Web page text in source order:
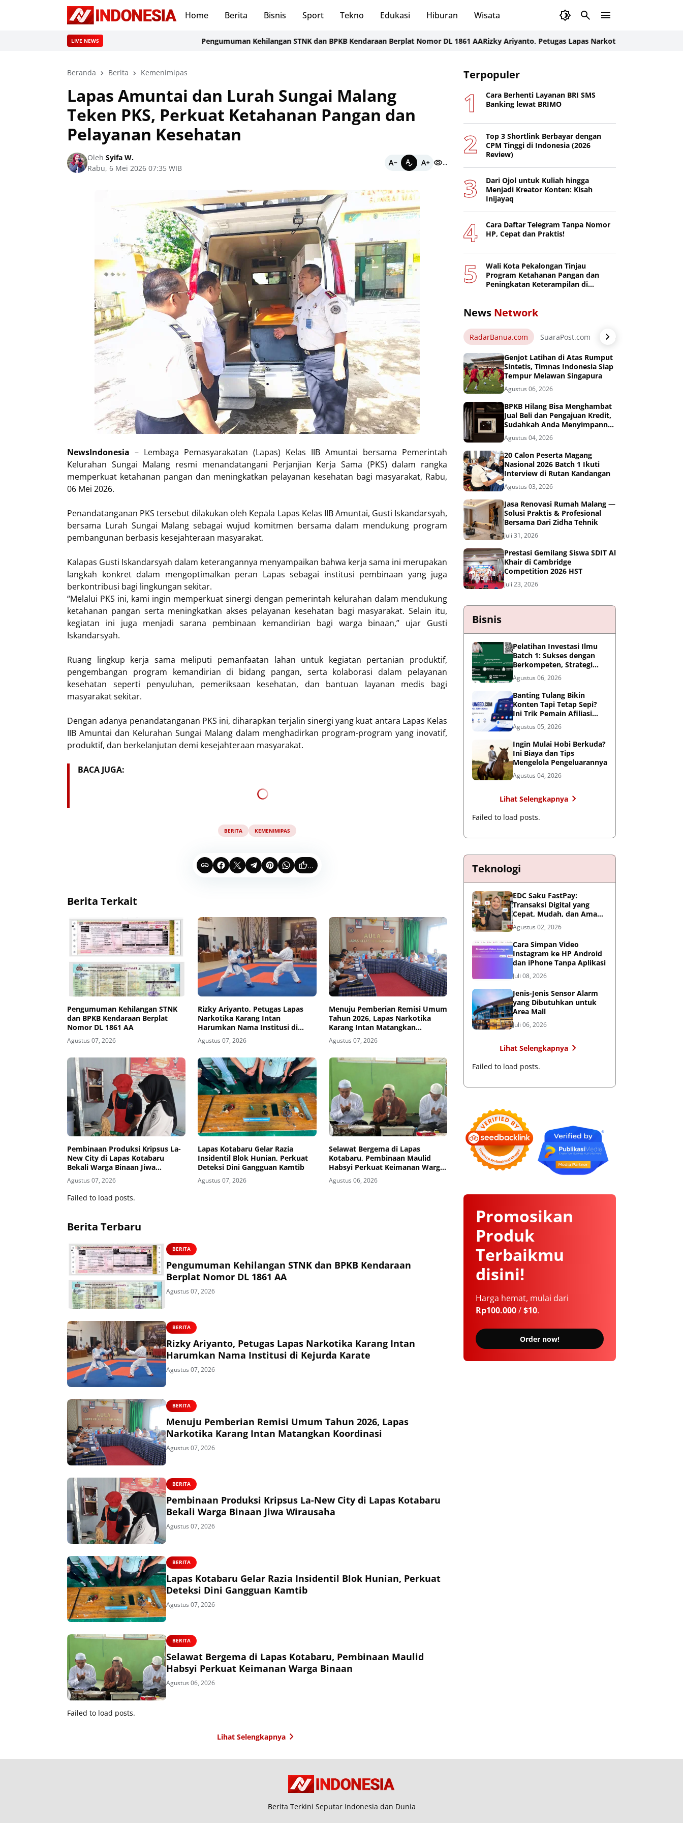
Home Berita Bisnis Sport Tekno Edukasi Hiburan Wisata
LIVE NEWS Pengumuman Kehilangan STNK dan BPKB Kendaraan Berplat Nomor DL 1861 AA Rizky Ariyanto, Petugas Lapas Narkotika Karang Intan
Beranda Berita Kemenimipas
Lapas Amuntai dan Lurah Sungai Malang
Teken PKS, Perkuat Ketahanan Pangan dan
Pelayanan Kesehatan
Oleh Syifa W.
Rabu, 6 Mei 2026 07:35 WIB
...
NewsIndonesia – Lembaga Pemasyarakatan (Lapas) Kelas IIB Amuntai bersama Pemerintah
Kelurahan Sungai Malang resmi menandatangani Perjanjian Kerja Sama (PKS) dalam rangka
memperkuat ketahanan pangan dan meningkatkan pelayanan kesehatan bagi masyarakat, Rabu,
06 Mei 2026.
Penandatanganan PKS tersebut dilakukan oleh Kepala Lapas Kelas IIB Amuntai, Gusti Iskandarsyah,
bersama Lurah Sungai Malang sebagai wujud komitmen bersama dalam mendukung program
pembangunan berbasis kesejahteraan masyarakat.
Kalapas Gusti Iskandarsyah dalam keterangannya menyampaikan bahwa kerja sama ini merupakan
langkah konkret dalam mengoptimalkan peran Lapas sebagai institusi pembinaan yang juga
berkontribusi bagi lingkungan sekitar.
“Melalui PKS ini, kami ingin memperkuat sinergi dengan pemerintah kelurahan dalam mendukung
ketahanan pangan serta meningkatkan akses pelayanan kesehatan bagi masyarakat. Selain itu,
kegiatan ini juga menjadi sarana pembinaan kemandirian bagi warga binaan,” ujar Gusti
Iskandarsyah.
Ruang lingkup kerja sama meliputi pemanfaatan lahan untuk kegiatan pertanian produktif,
pengembangan program kemandirian di bidang pangan, serta kolaborasi dalam pelayanan
kesehatan seperti penyuluhan, pemeriksaan kesehatan, dan bantuan layanan medis bagi
masyarakat sekitar.
Dengan adanya penandatanganan PKS ini, diharapkan terjalin sinergi yang kuat antara Lapas Kelas
IIB Amuntai dan Kelurahan Sungai Malang dalam menghadirkan program-program yang inovatif,
produktif, dan berkelanjutan demi kesejahteraan masyarakat.
BACA JUGA:
BERITA KEMENIMIPAS
...
Berita Terkait
Pengumuman Kehilangan STNK
dan BPKB Kendaraan Berplat
Nomor DL 1861 AA
Agustus 07, 2026
Rizky Ariyanto, Petugas Lapas
Narkotika Karang Intan
Harumkan Nama Institusi di
Kejurda Karate
Agustus 07, 2026
Menuju Pemberian Remisi Umum
Tahun 2026, Lapas Narkotika
Karang Intan Matangkan
Koordinasi
Agustus 07, 2026
Pembinaan Produksi Kripsus La-
New City di Lapas Kotabaru
Bekali Warga Binaan Jiwa
Wirausaha
Agustus 07, 2026
Lapas Kotabaru Gelar Razia
Insidentil Blok Hunian, Perkuat
Deteksi Dini Gangguan Kamtib
Agustus 07, 2026
Selawat Bergema di Lapas
Kotabaru, Pembinaan Maulid
Habsyi Perkuat Keimanan Warga
Binaan
Agustus 06, 2026
Failed to load posts.
Berita Terbaru
BERITA
Pengumuman Kehilangan STNK dan BPKB Kendaraan
Berplat Nomor DL 1861 AA
Agustus 07, 2026
BERITA
Rizky Ariyanto, Petugas Lapas Narkotika Karang Intan
Harumkan Nama Institusi di Kejurda Karate
Agustus 07, 2026
BERITA
Menuju Pemberian Remisi Umum Tahun 2026, Lapas
Narkotika Karang Intan Matangkan Koordinasi
Agustus 07, 2026
BERITA
Pembinaan Produksi Kripsus La-New City di Lapas Kotabaru
Bekali Warga Binaan Jiwa Wirausaha
Agustus 07, 2026
BERITA
Lapas Kotabaru Gelar Razia Insidentil Blok Hunian, Perkuat
Deteksi Dini Gangguan Kamtib
Agustus 07, 2026
BERITA
Selawat Bergema di Lapas Kotabaru, Pembinaan Maulid
Habsyi Perkuat Keimanan Warga Binaan
Agustus 06, 2026
Failed to load posts.
Lihat Selengkapnya
Terpopuler
Cara Berhenti Layanan BRI SMS
Banking lewat BRIMO
Top 3 Shortlink Berbayar dengan
CPM Tinggi di Indonesia (2026
Review)
Dari Ojol untuk Kuliah hingga
Menjadi Kreator Konten: Kisah
Inijayaq
Cara Daftar Telegram Tanpa Nomor
HP, Cepat dan Praktis!
Wali Kota Pekalongan Tinjau
Program Ketahanan Pangan dan
Peningkatan Keterampilan di
News Network
RadarBanua.com SuaraPost.com NarasiNews.com
Genjot Latihan di Atas Rumput
Sintetis, Timnas Indonesia Siap
Tempur Melawan Singapura
Agustus 06, 2026
BPKB Hilang Bisa Menghambat
Jual Beli dan Pengajuan Kredit,
Sudahkah Anda Menyimpannya
di Brankas BPKB?
Agustus 04, 2026
20 Calon Peserta Magang
Nasional 2026 Batch 1 Ikuti
Interview di Rutan Kandangan
Agustus 03, 2026
Jasa Renovasi Rumah Malang —
Solusi Praktis & Profesional
Bersama Dari Zidha Tehnik
Juli 31, 2026
Prestasi Gemilang Siswa SDIT Al
Khair di Cambridge
Competition 2026 HST
Juli 23, 2026
Bisnis
Pelatihan Investasi Ilmu
Batch 1: Sukses dengan
Berkompeten, Strategi
Meningkatkan Daya Saing
di Era AI dan Persaingan
Global
Agustus 06, 2026
Banting Tulang Bikin
Konten Tapi Tetap Sepi?
Ini Trik Pemain Afiliasi
Tembus FYP
Agustus 05, 2026
Ingin Mulai Hobi Berkuda?
Ini Biaya dan Tips
Mengelola Pengeluarannya
Agustus 04, 2026
Lihat Selengkapnya
Failed to load posts.
Teknologi
EDC Saku FastPay:
Transaksi Digital yang
Cepat, Mudah, dan Aman
untuk Bisnis
Agustus 02, 2026
Cara Simpan Video
Instagram ke HP Android
dan iPhone Tanpa Aplikasi
Juli 08, 2026
Jenis-Jenis Sensor Alarm
yang Dibutuhkan untuk
Area Mall
Juli 06, 2026
Lihat Selengkapnya
Failed to load posts.
Promosikan
Produk
Terbaikmu
disini!
Harga hemat, mulai dari
Rp100.000/$10.
Order now!
Berita Terkini Seputar Indonesia dan Dunia